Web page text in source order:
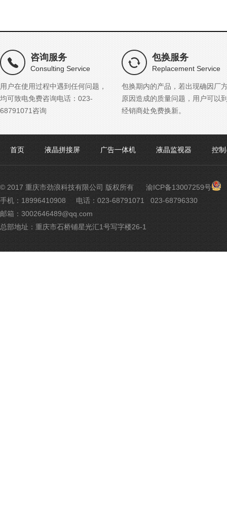
咨询服务
Consulting Service
用户在使用过程中遇到任何问题，
均可致电免费咨询电话：023-
68791071咨询
包换服务
Replacement Service
包换期内的产品，若出现确因厂
原因造成的质量问题，用户可以
经销商处免费换新。
首页 液晶拼接屏 广告一体机 液晶监视器 控
© 2017 重庆市劲浪科技有限公司 版权所有 渝ICP备13007259号 渝
手机：18996410908
电话：023-68791071 023-68796330
邮箱：3002646489@qq.com
总部地址：重庆市石桥铺星光汇1号写字楼26-1